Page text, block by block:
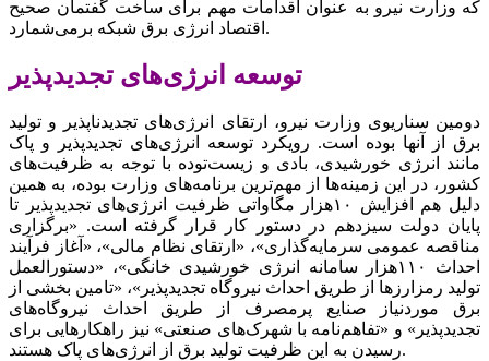
که وزارت نیرو به عنوان اقدامات مهم برای ساخت گفتمان صحیح
اقتصاد انرژی برق شبکه برمی‌‌‌شمارد.
توسعه انرژی‌‌‌های تجدیدپذیر
دومین سناریوی وزارت نیرو، ارتقای انرژی‌‌‌های تجدیدناپذیر و تولید
برق از آنها بوده است. رویکرد توسعه انرژی‌‌‌های تجدید‌‌‌پذیر و پاک
مانند انرژی خورشیدی، بادی و زیست‌توده با توجه به ظرفیت‌‌‌های
کشور، در این زمینه‌‌‌ها از مهم‌ترین برنامه‌‌‌های وزارت بوده، به همین
دلیل هم افزایش ۱۰‌هزار مگاواتی ظرفیت انرژی‌‌‌های تجدید‌پذیر تا
پایان دولت سیزدهم در دستور کار قرار گرفته است. «برگزاری
مناقصه عمومی سرمایه‌گذاری»، «ارتقای نظام مالی»، «آغاز فرآیند
احداث ۱۱۰‌هزار سامانه انرژی خورشیدی خانگی»، «دستورالعمل
تولید رمزارزها از طریق احداث نیروگاه تجدیدپذیر»، «تامین بخشی از
برق موردنیاز صنایع پرمصرف از طریق احداث نیروگاه‌‌‌های
تجدیدپذیر» و «تفاهم‌‌‌نامه با شهرک‌‌‌های صنعتی» نیز راهکارهایی برای
رسیدن به این ظرفیت تولید برق از انرژی‌‌‌های پاک هستند.